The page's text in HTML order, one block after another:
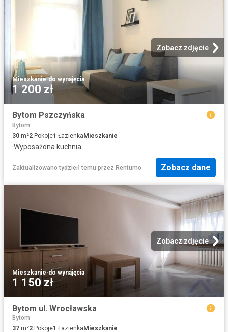
Zobacz zdjęcie
Mieszkanie·do wynajęcia
1 200 zł
Bytom Pszczyńska
Bytom
30 m²2 Pokoje1 ŁazienkaMieszkanie
·Wyposażona kuchnia
Zaktualizowano tydzień temu przez Rentumo Zobacz dane
Zobacz zdjęcie
Mieszkanie·do wynajęcia
1 150 zł
Bytom ul. Wrocławska
Bytom
37 m²2 Pokoje1 Łazienka Mieszkanie